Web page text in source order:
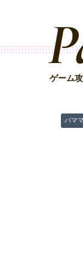
ゲーム
パママ